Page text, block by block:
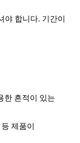
합니다. 기간이
한 흔적이 있는
제품이